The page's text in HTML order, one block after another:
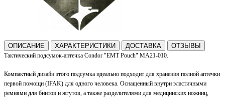
ОПИСАНИЕ ХАРАКТЕРИСТИКИ ДОСТАВКА ОТЗЫВЫ
Тактический подсумок-аптечка Condor "EMT Pouch" MA21-010.
Компактный дизайн этого подсумка идеально подходит для хранения полной аптечки
первой помощи (IFAK) для одного человека. Оснащенный внутри эластичными
ремнями для бинтов и жгутов, а также разделителями для медицинских ножниц,